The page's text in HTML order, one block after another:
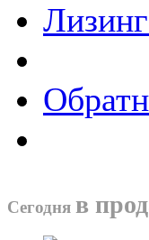
Сегодня в